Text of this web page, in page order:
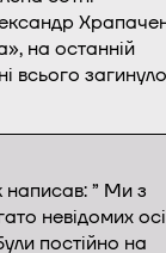
на останній
всього загинуло
” Ми з
невідомих
постійно на